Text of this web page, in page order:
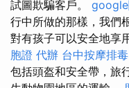
試圖欺騙客戶。
行中所做的那樣，我們
對有孩子可以安全地享
胞證 代辦 台中按摩排毒
包括頭盔和安全帶，旅